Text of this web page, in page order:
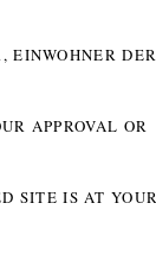
DER P
APPROVAL OR
SITE IS AT YOUR